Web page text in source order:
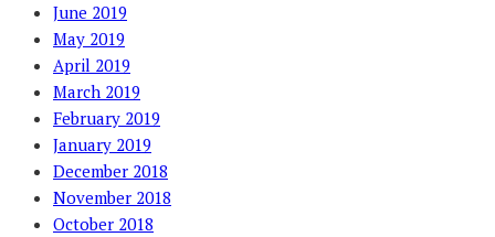
June 2019
May 2019
April 2019
March 2019
February 2019
January 2019
December 2018
November 2018
October 2018